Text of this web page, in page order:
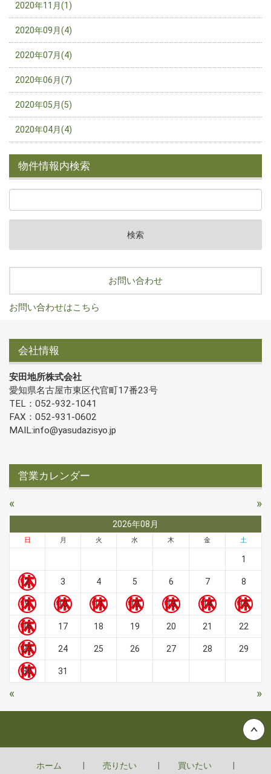
2020年11月(1)
2020年09月(4)
2020年07月(4)
2020年06月(7)
2020年05月(5)
2020年04月(4)
物件情報内検索
お問い合わせ
お問い合わせはこちら
会社情報
安田地所株式会社
愛知県名古屋市東区代官町17番23号
TEL：052-932-1041
FAX：052-931-0602
MAIL:info@yasudazisyo.jp
営業カレンダー
« »
2026年08月
日 月 火 水 木 金 土
1
2 3 4 5 6 7 8
9 10 11 12 13 14 15
16 17 18 19 20 21 22
23 24 25 26 27 28 29
30 31
« »
ホーム 売りたい 買いたい